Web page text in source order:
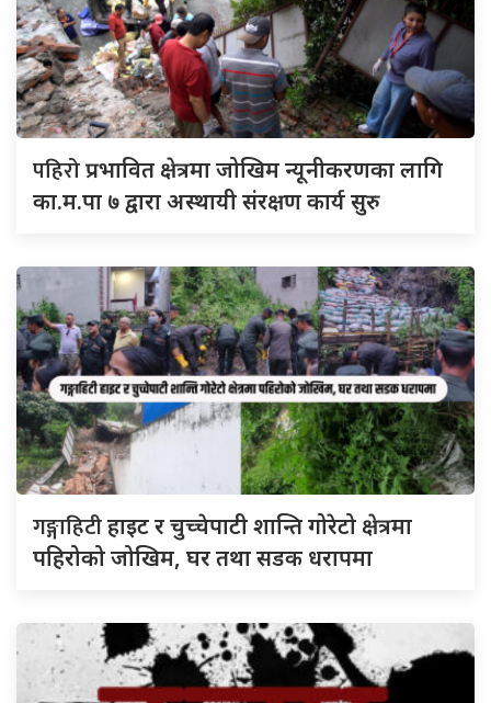
पहिरोप्रभावित क्षेत्रमा जोखिम न्यूनीकरणका लागि
का.म.पा ७ द्वारा अस्थायी संरक्षण कार्य सुरु
गङ्गाहिटीहाइट र चुच्चेपाटी शान्ति गोरेटो क्षेत्रमा
पहिरोको जोखिम, घर तथा सडक धरापमा